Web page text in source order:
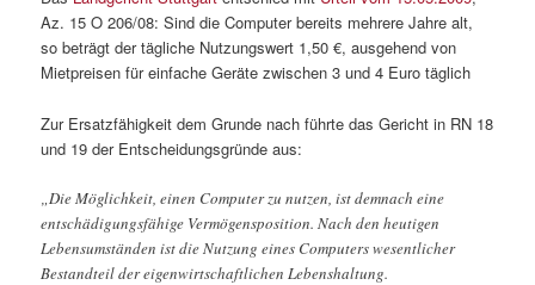
Az. 15 O 206/08: Sind die Computer bereits mehrere Jahre alt,
so beträgt der tägliche Nutzungswert 1,50 €, ausgehend von
Mietpreisen für einfache Geräte zwischen 3 und 4 Euro täglich
Zur Ersatzfähigkeit dem Grunde nach führte das Gericht in RN 18
und 19 der Entscheidungsgründe aus:
„Die Möglichkeit, einen Computer zu nutzen, ist demnach eine
entschädigungsfähige Vermögensposition. Nach den heutigen
Lebensumständen ist die Nutzung eines Computers wesentlicher
Bestandteil der eigenwirtschaftlichen Lebenshaltung.